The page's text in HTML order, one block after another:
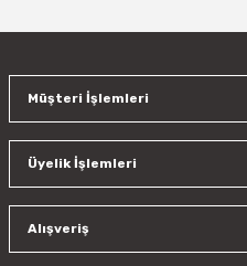
Müşteri İşlemleri
Üyelik İşlemleri
Alışveriş